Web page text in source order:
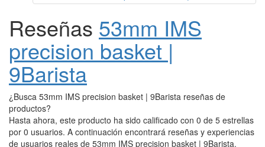
Reseñas 53mm IMS
precision basket |
9Barista
¿Busca 53mm IMS precision basket | 9Barista reseñas de
productos?
Hasta ahora, este producto ha sido calificado con 0 de 5 estrellas
por 0 usuarios. A continuación encontrará reseñas y experiencias
de usuarios reales de 53mm IMS precision basket | 9Barista.